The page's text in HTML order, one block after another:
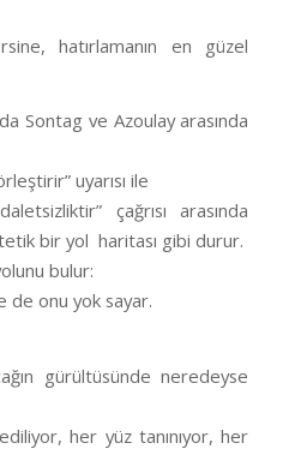
hatırlamanın en güzel
Sontag ve Azoulay arasında
uyarısı ile
çağrısı arasında
bir yol haritası gibi durur.
bulur:
de onu yok sayar.
gürültüsünde neredeyse
her yüz tanınıyor, her